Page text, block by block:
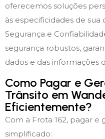
oferecemos soluções
às especificidades de sua
Segurança e
segurança robustos,
dados e das informações
Como Pagar e
Trânsito em
Eficientemente?
Com a Frota 162, pagar e
simplificado: